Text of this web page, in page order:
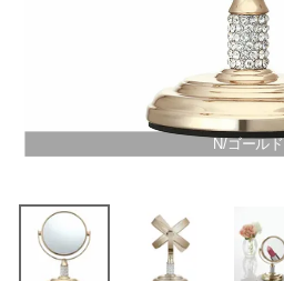
アウトレットSALE
ブログ
N/ゴールド